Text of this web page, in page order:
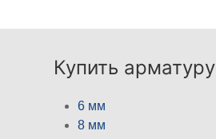
Купить арматуру
6 мм
8 мм